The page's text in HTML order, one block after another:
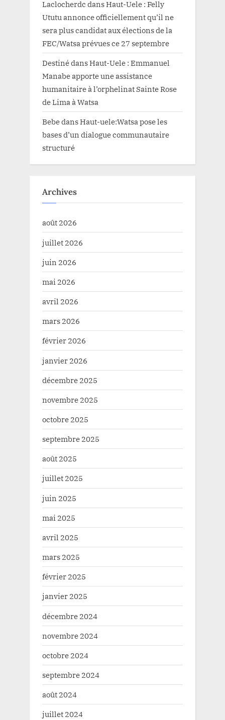
Laclocherdc dansHaut-Uele : Felly
Ututu annonce officiellement qu’il ne
sera plus candidat aux élections de la
FEC/Watsa prévues ce 27 septembre
DestinédansHaut-Uele : Emmanuel
Manabe apporte une assistance
humanitaire à l’orphelinat Sainte Rose
de Lima à Watsa
BebedansHaut-uele:Watsa pose les
bases d’un dialogue communautaire
structuré
Archives
août 2026
juillet 2026
juin 2026
mai 2026
avril 2026
mars 2026
février 2026
janvier 2026
décembre 2025
novembre 2025
octobre 2025
septembre 2025
août 2025
juillet 2025
juin 2025
mai 2025
avril 2025
mars 2025
février 2025
janvier 2025
décembre 2024
novembre 2024
octobre 2024
septembre 2024
août 2024
juillet 2024